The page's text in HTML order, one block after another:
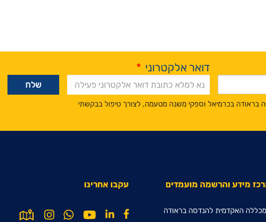
דואר אלקטרוני *
בראודה בכרמיאל וספקי משנה מטעמה, לצורך טיפול בבקשתי
מידע והרשמה מועמדים
האקדמית להנדסה בראודה
עקבו אחרינו